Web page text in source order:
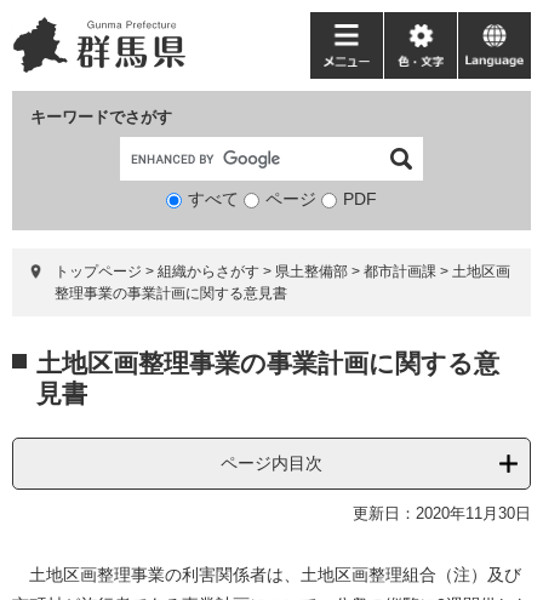
ー
ジ
ニ
ュ
て
キーワードでさがす
検
象
すべて ページ PDF
メ
ニ
ー
色・
文
language
トップページ > 組織からさがす > 県土整備部 > 都市計画課 > 土地区画
整理事業の事業計画に関する意見書
文 土地区画整理事業の事業計画に関する意
見書
ページ内目次
更新日：2020年11月30日
土地区画整理事業の利害関係者は、土地区画整理組合（注）及び